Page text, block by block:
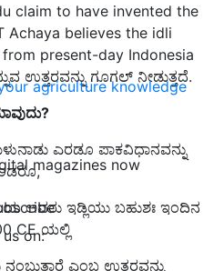
agriculture knowledge
magazines now
on:
claim to have invented the
Achaya believes the idli
present-day Indonesia
ಉತ್ತರವನ್ನು ಗೂಗಲ್‌ ನೀಡುತ್ತದೆ.
ಎರಡೂ ಪಾಕವಿಧಾನವನ್ನು
ಅವರು ಇಡ್ಲಿಯು ಬಹುಶಃ ಇಂದಿನ
CE ಯಲ್ಲಿ
ಎಂಬ ಉತ್ತರವನ್ನು